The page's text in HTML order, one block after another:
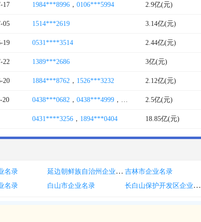
17 1984***8996 ， 0106***5994 2.9亿(元)
05 1514***2619 3.14亿(元)
19 0531****3514 2.44亿(元)
22 1389***2686 3亿(元)
20 1884***8762 ， 1526***3232 2.12亿(元)
20 0438***0682 ， 0438***4999 ， 1764***3344，0438***5918
2.5亿(元)
0431****3256 ， 1894***0404 18.85亿(元)
名录 延边朝鲜族自治州企业名录 吉林市企业名录
名录 白山市企业名录
长白山保护开发区企业名录